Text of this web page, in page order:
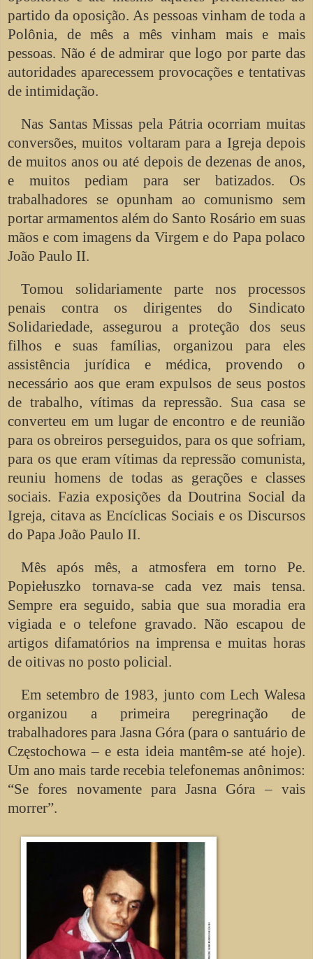
partido da oposição. As pessoas vinham de toda a
Polônia, de mês a mês vinham mais e mais
pessoas. Não é de admirar que logo por parte das
autoridades aparecessem provocações e tentativas
de intimidação.
Nas Santas Missas pela Pátria ocorriam muitas
conversões, muitos voltaram para a Igreja depois
de muitos anos ou até depois de dezenas de anos,
e muitos pediam para ser batizados. Os
trabalhadores se opunham ao comunismo sem
portar armamentos além do Santo Rosário em suas
mãos e com imagens da Virgem e do Papa polaco
João Paulo II.
Tomou solidariamente parte nos processos
penais contra os dirigentes do Sindicato
Solidariedade, assegurou a proteção dos seus
filhos e suas famílias, organizou para eles
assistência jurídica e médica, provendo o
necessário aos que eram expulsos de seus postos
de trabalho, vítimas da repressão. Sua casa se
converteu em um lugar de encontro e de reunião
para os obreiros perseguidos, para os que sofriam,
para os que eram vítimas da repressão comunista,
reuniu homens de todas as gerações e classes
sociais. Fazia exposições da Doutrina Social da
Igreja, citava as Encíclicas Sociais e os Discursos
do Papa João Paulo II.
Mês após mês, a atmosfera em torno Pe.
Popiełuszko tornava-se cada vez mais tensa.
Sempre era seguido, sabia que sua moradia era
vigiada e o telefone gravado. Não escapou de
artigos difamatórios na imprensa e muitas horas
de oitivas no posto policial.
Em setembro de 1983, junto com Lech Walesa
organizou a primeira peregrinação de
trabalhadores para Jasna Góra (para o santuário de
Częstochowa – e esta ideia mantêm-se até hoje).
Um ano mais tarde recebia telefonemas anônimos:
“Se fores novamente para Jasna Góra – vais
morrer”.